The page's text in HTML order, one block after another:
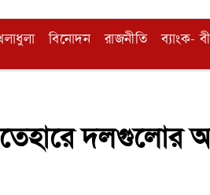
বিনোদন রাজনীতি ব্যাংক-
দলগুলোর